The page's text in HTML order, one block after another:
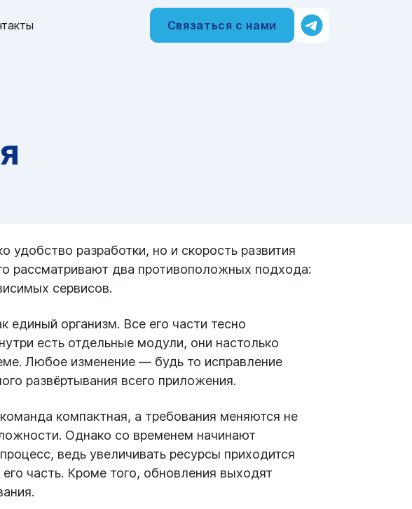
Связаться с нами
удобство разработки, но и скорость развития
рассматривают два противоположных подхода:
сервисов.
организм. Все его части тесно
есть отдельные модули, они настолько
Любое изменение — будь то исправление
развёртывания всего приложения.
компактная, а требования меняются не
Однако со временем начинают
ведь увеличивать ресурсы приходится
часть. Кроме того, обновления выходят